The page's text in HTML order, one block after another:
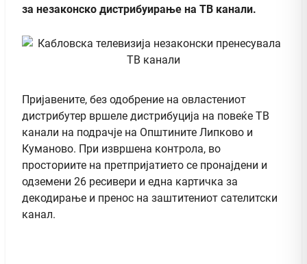
за незаконско дистрибуирање на ТВ канали.
Пријавените, без одобрение на овластениот
дистрибутер вршеле дистрибуција на повеќе ТВ
канали на подрачје на Општините Липково и
Куманово. При извршена контрола, во
просториите на претпријатието се пронајдени и
одземени 26 ресивери и една картичка за
декодирање и пренос на заштитениот сателитски
канал.